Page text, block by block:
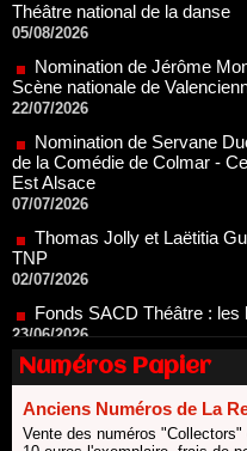
Nomination de Jérôme
Scène nationale de
Nomination de Servane
de la Comédie de Colmar -
07/07/2026
Thomas Jolly et Laëtitia
TNP
Fonds SACD Théâtre : les
23/06/2026
Dispositif ARTCENA
20/06/2026
Le palmarès des prix
18/06/2026
Les 10 lauréats du Fonds
SACD
Numéros Papier
Anciens Numéros de La
Vente des numéros